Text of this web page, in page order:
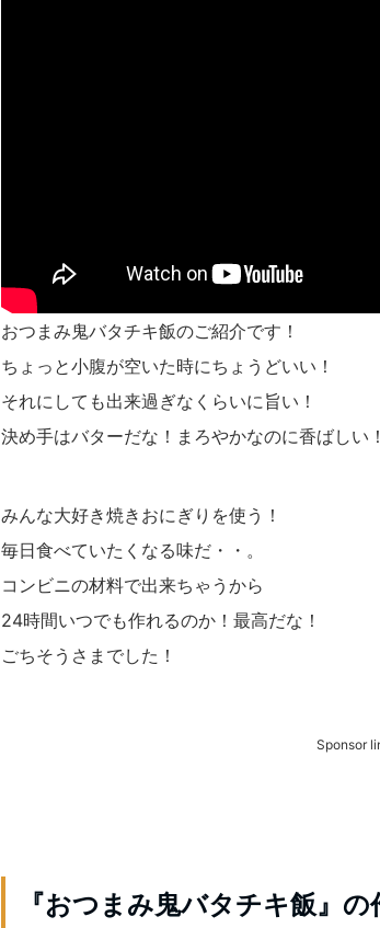
おつまみ鬼バタチキ飯のご紹介です！
ちょっと小腹が空いた時にちょうどいい！
それにしても出来過ぎなくらいに旨い！
決め手はバターだな！まろやかなのに香ばしい！
みんな大好き焼きおにぎりを使う！
毎日食べていたくなる味だ・・。
コンビニの材料で出来ちゃうから
24時間いつでも作れるのか！最高だな！
ごちそうさまでした！
Sponsor
『おつまみ鬼バタチキ飯』の